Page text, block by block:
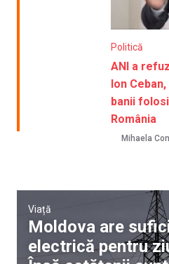
Politică
ANI a
Ion
banii
România
Mihaela
Viață
Moldova are
electrică pentru